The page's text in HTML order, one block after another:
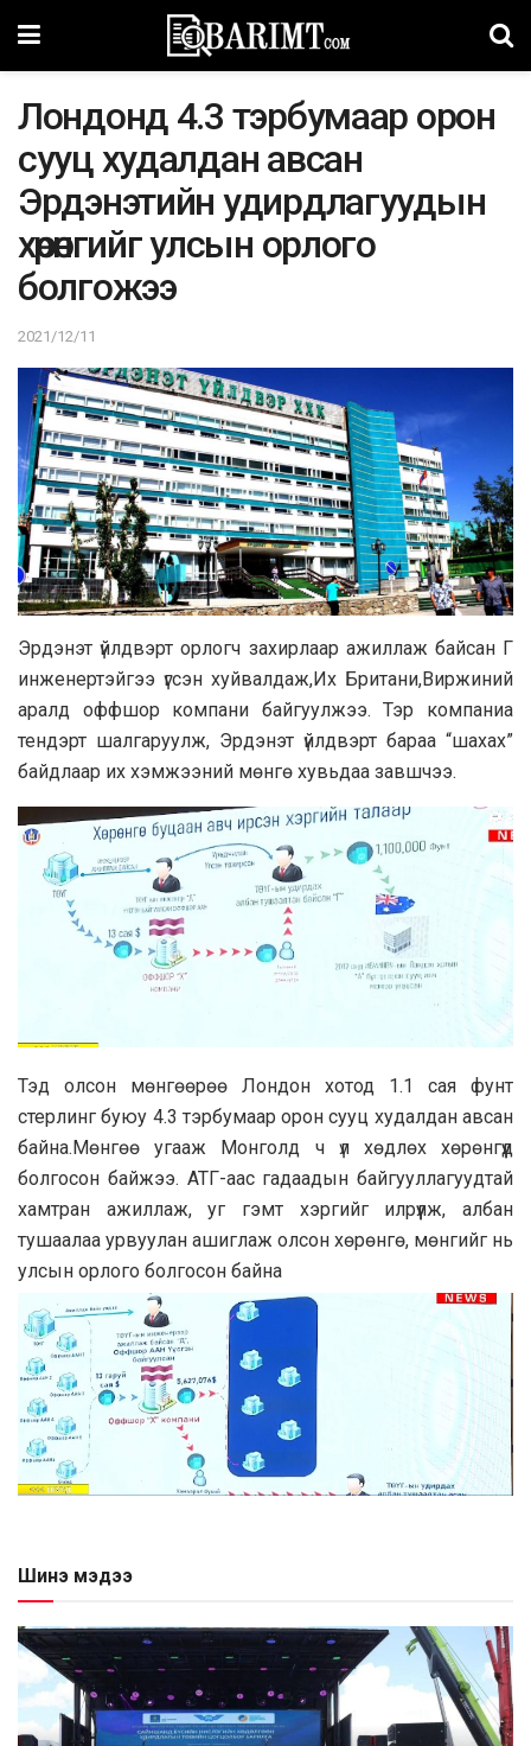
Лондонд 4.3 тэрбумаар орон
сууц худалдан авсан
Эрдэнэтийн удирдлагуудын
хөрөнгийг улсын орлого
болгожээ
2021/12/11
Эрдэнэт үйлдвэрт орлогч захирлаар ажиллаж байсан Г
инженертэйгээ үгсэн хуйвалдаж,Их Британи,Виржиний
аралд оффшор компани байгуулжээ. Тэр компаниа
тендэрт шалгаруулж, Эрдэнэт үйлдвэрт бараа “шахах”
байдлаар их хэмжээний мөнгө хувьдаа завшчээ.
Тэд олсон мөнгөөрөө Лондон хотод 1.1 сая фунт
стерлинг буюу 4.3 тэрбумаар орон сууц худалдан авсан
байна.Мөнгөө угааж Монголд ч үл хөдлөх хөрөнгүүд
болгосон байжээ. АТГ-аас гадаадын байгууллагуудтай
хамтран ажиллаж, уг гэмт хэргийг илрүүлж, албан
тушаалаа урвуулан ашиглаж олсон хөрөнгө, мөнгийг нь
улсын орлого болгосон байна
Шинэ мэдээ